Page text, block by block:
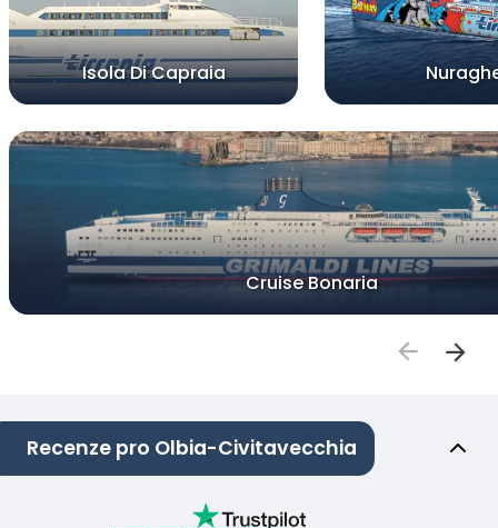
Isola Di Capraia
Cruise Bonaria
Recenze pro Olbia-Civitavecchia